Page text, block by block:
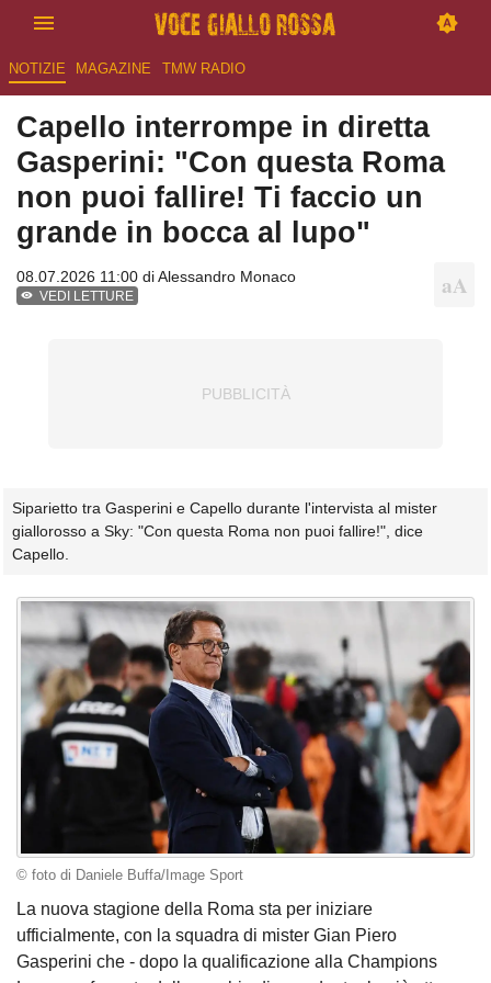
NOTIZIE MAGAZINE TMW RADIO
Capello interrompe in diretta
Gasperini: "Con questa Roma
non puoi fallire! Ti faccio un
grande in bocca al lupo"
08.07.2026 11:00 diAlessandro Monaco
VEDI LETTURE
Siparietto tra Gasperini e Capello durante l'intervista al mister
giallorosso a Sky: "Con questa Roma non puoi fallire!", dice
Capello.
© foto di Daniele Buffa/Image Sport
La nuova stagione della Roma sta per iniziare
ufficialmente, con la squadra di mister Gian Piero
Gasperini che - dopo la qualificazione alla Champions